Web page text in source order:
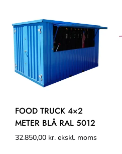
FOOD TRUCK 4×2
METER BLÅ RAL 5012
32.850,00 kr. ekskl. moms